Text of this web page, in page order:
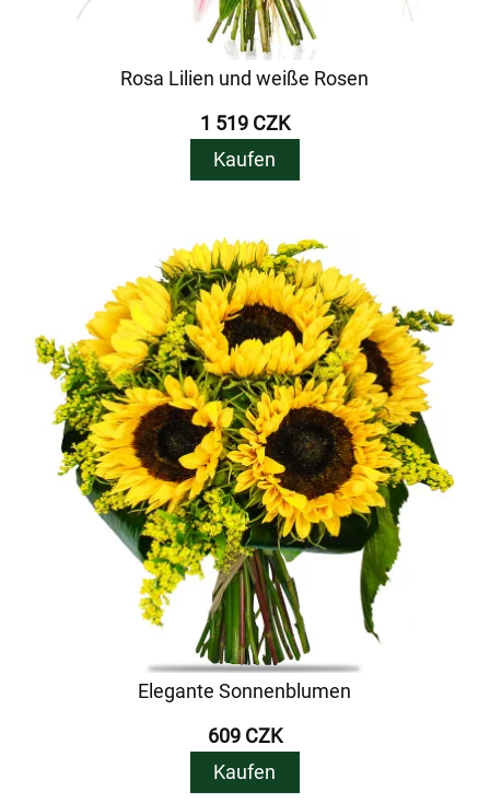
Rosa Lilien und weiße Rosen
1 519 CZK
Kaufen
Elegante Sonnenblumen
609 CZK
Kaufen